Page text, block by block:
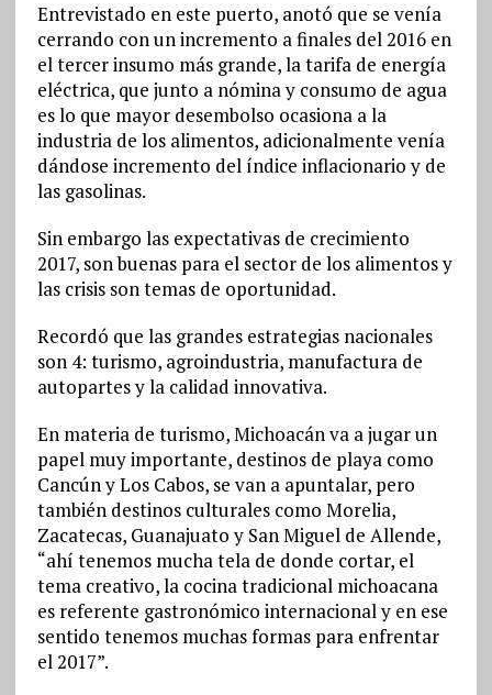
Entrevistado en este puerto, anotó que se venía
cerrando con un incremento a finales del 2016 en
el tercer insumo más grande, la tarifa de energía
eléctrica, que junto a nómina y consumo de agua
es lo que mayor desembolso ocasiona a la
industria de los alimentos, adicionalmente venía
dándose incremento del índice inflacionario y de
las gasolinas.
Sin embargo las expectativas de crecimiento
2017, son buenas para el sector de los alimentos y
las crisis son temas de oportunidad.
Recordó que las grandes estrategias nacionales
son 4: turismo, agroindustria, manufactura de
autopartes y la calidad innovativa.
En materia de turismo, Michoacán va a jugar un
papel muy importante, destinos de playa como
Cancún y Los Cabos, se van a apuntalar, pero
también destinos culturales como Morelia,
Zacatecas, Guanajuato y San Miguel de Allende,
“ahí tenemos mucha tela de donde cortar, el
tema creativo, la cocina tradicional michoacana
es referente gastronómico internacional y en ese
sentido tenemos muchas formas para enfrentar
el 2017”.